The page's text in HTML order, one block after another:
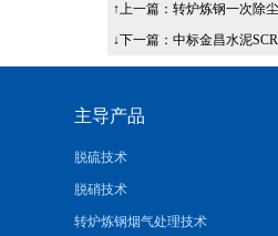
↑上一篇： 转炉炼钢一次除
↓下一篇： 中标金昌水泥
主导产品
脱硫技术
脱硝技术
转炉炼钢烟气处理技术